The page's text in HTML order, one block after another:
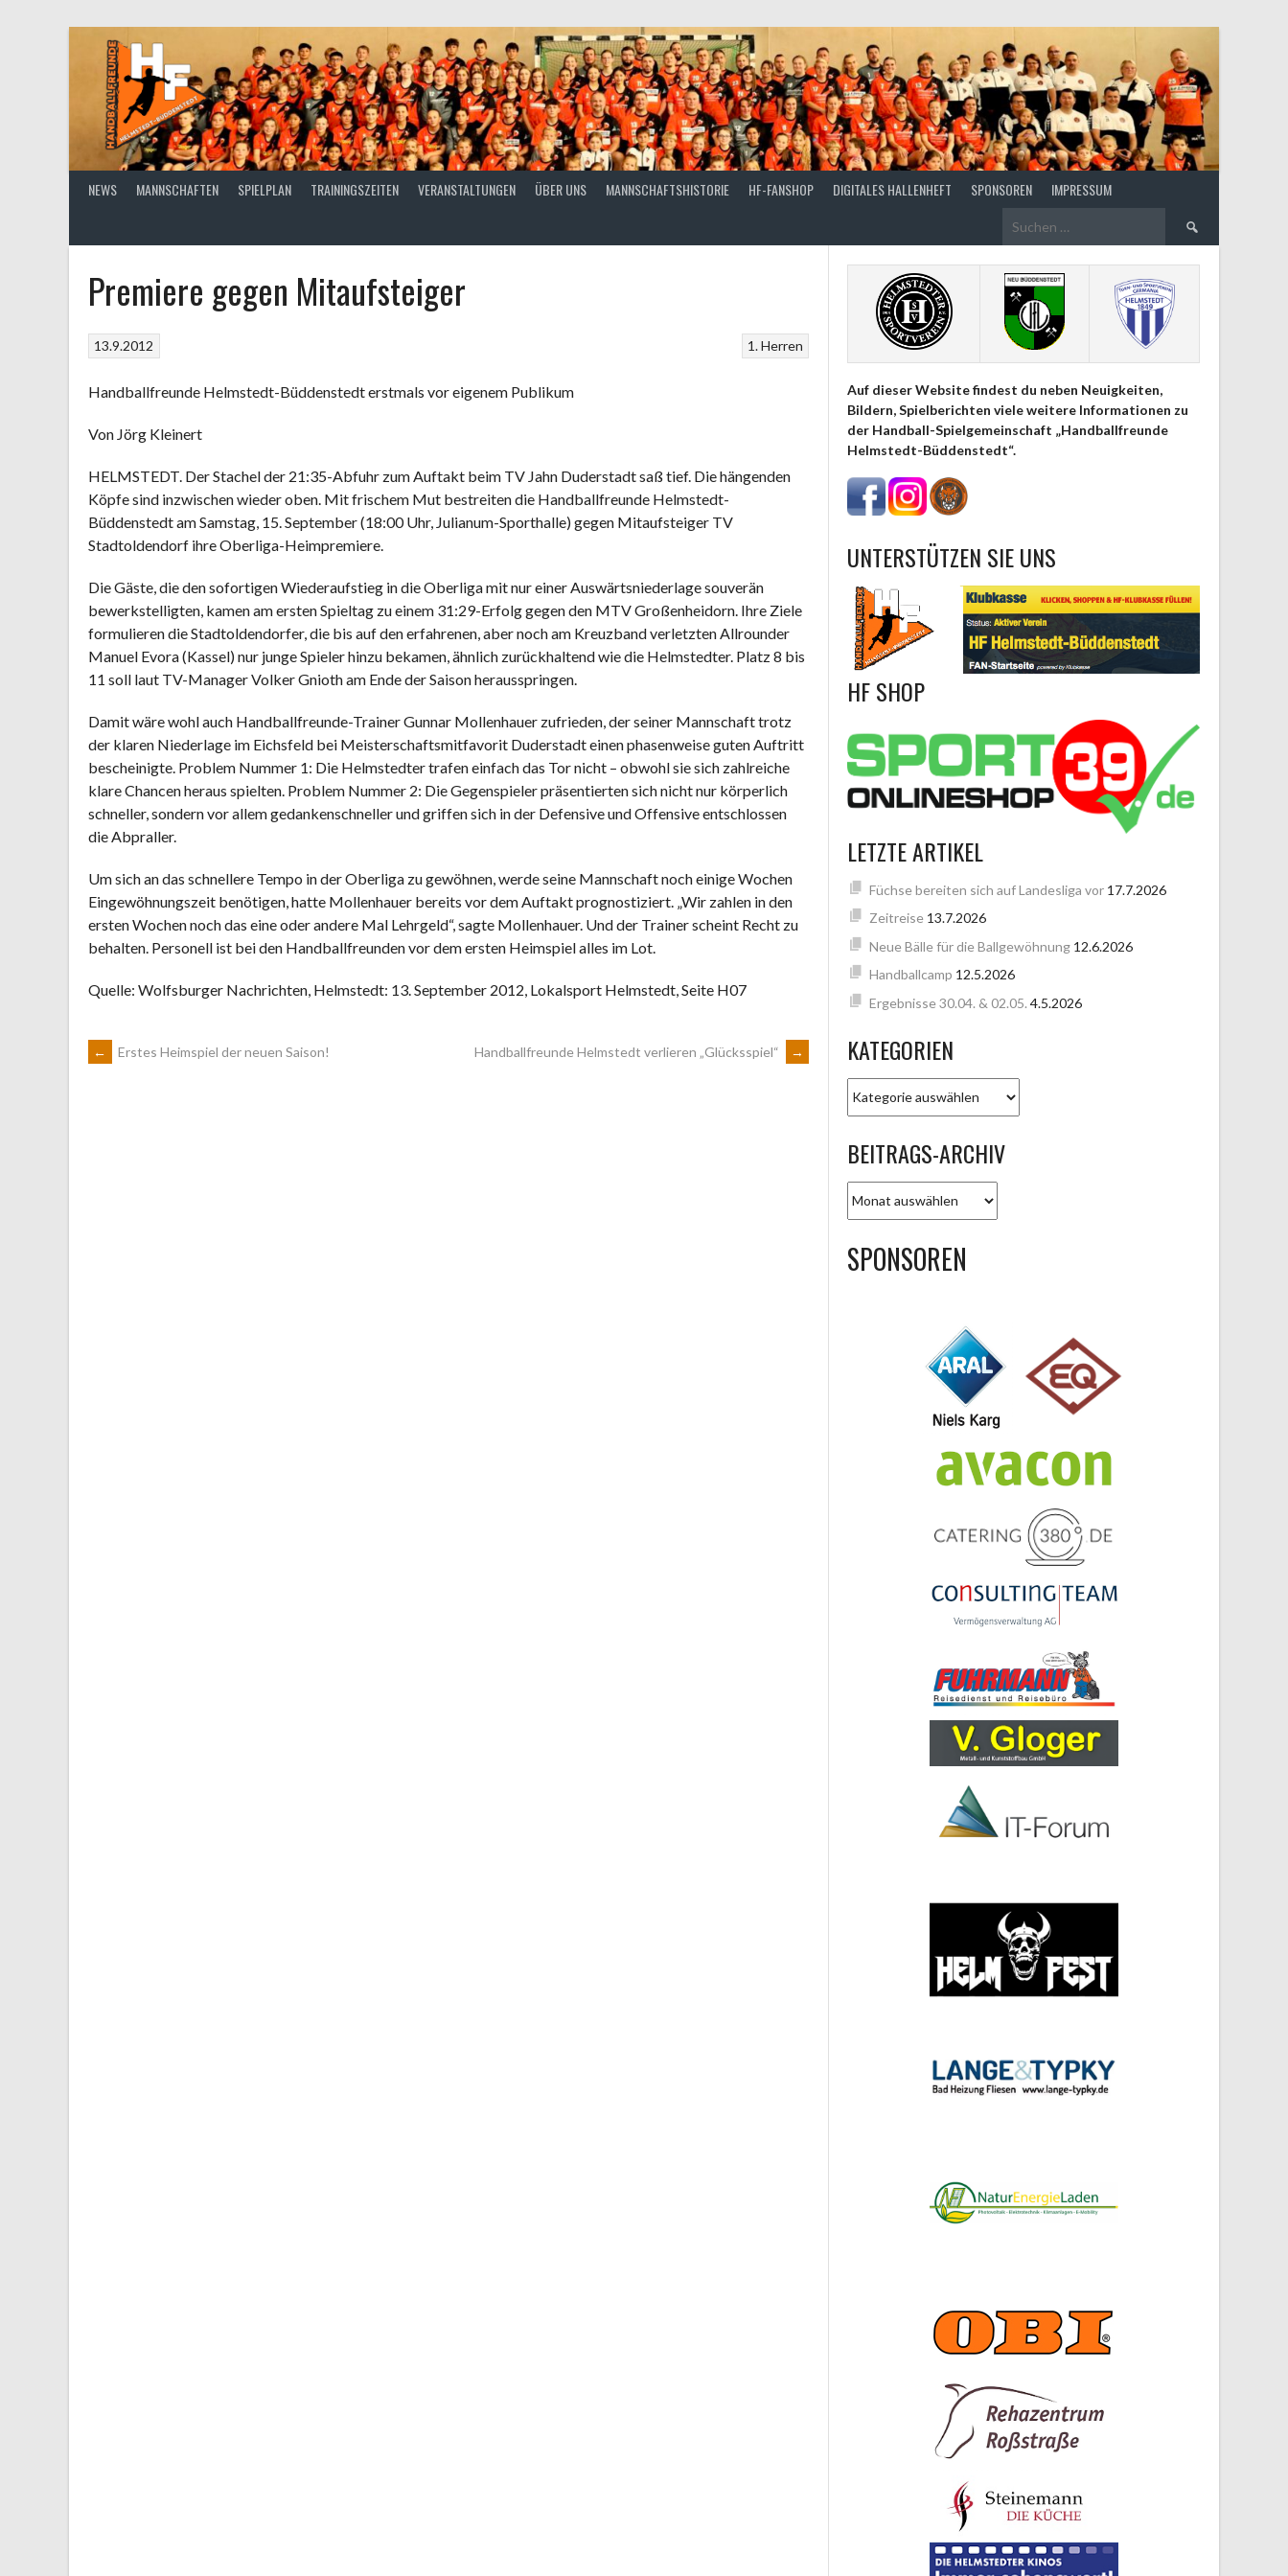
NEWS MANNSCHAFTEN SPIELPLAN TRAININGSZEITEN VERANSTALTUNGEN ÜBER UNS MANNSCHAFTSHISTORIE HF-FANSHOP DIGITALES HALLENHEFT SPONSOREN IMPRESSUM
Suchen
Premiere gegen Mitaufsteiger
1. Herren
13.9.2012
Handballfreunde Helmstedt-Büddenstedt erstmals vor eigenem Publikum
Von Jörg Kleinert
HELMSTEDT. Der Stachel der 21:35-Abfuhr zum Auftakt beim TV Jahn Duderstadt saß tief. Die hängenden
Köpfe sind inzwischen wieder oben. Mit frischem Mut bestreiten die Handballfreunde Helmstedt-
Büddenstedt am Samstag, 15. September (18:00 Uhr, Julianum-Sporthalle) gegen Mitaufsteiger TV
Stadtoldendorf ihre Oberliga-Heimpremiere.
Die Gäste, die den sofortigen Wiederaufstieg in die Oberliga mit nur einer Auswärtsniederlage souverän
bewerkstelligten, kamen am ersten Spieltag zu einem 31:29-Erfolg gegen den MTV Großenheidorn. Ihre Ziele
formulieren die Stadtoldendorfer, die bis auf den erfahrenen, aber noch am Kreuzband verletzten Allrounder
Manuel Evora (Kassel) nur junge Spieler hinzu bekamen, ähnlich zurückhaltend wie die Helmstedter. Platz 8 bis
11 soll laut TV-Manager Volker Gnioth am Ende der Saison herausspringen.
Damit wäre wohl auch Handballfreunde-Trainer Gunnar Mollenhauer zufrieden, der seiner Mannschaft trotz
der klaren Niederlage im Eichsfeld bei Meisterschaftsmitfavorit Duderstadt einen phasenweise guten Auftritt
bescheinigte. Problem Nummer 1: Die Helmstedter trafen einfach das Tor nicht – obwohl sie sich zahlreiche
klare Chancen heraus spielten. Problem Nummer 2: Die Gegenspieler präsentierten sich nicht nur körperlich
schneller, sondern vor allem gedankenschneller und griffen sich in der Defensive und Offensive entschlossen
die Abpraller.
Um sich an das schnellere Tempo in der Oberliga zu gewöhnen, werde seine Mannschaft noch einige Wochen
Eingewöhnungszeit benötigen, hatte Mollenhauer bereits vor dem Auftakt prognostiziert. „Wir zahlen in den
ersten Wochen noch das eine oder andere Mal Lehrgeld“, sagte Mollenhauer. Und der Trainer scheint Recht zu
behalten. Personell ist bei den Handballfreunden vor dem ersten Heimspiel alles im Lot.
Quelle: Wolfsburger Nachrichten, Helmstedt: 13. September 2012, Lokalsport Helmstedt, Seite H07
ARTIKEL-
← Erstes Heimspiel der neuen Saison! Handballfreunde Helmstedt verlieren „Glücksspiel“ →
Auf dieser Website findest du neben Neuigkeiten,
Bildern, Spielberichten viele weitere Informationen zu
der Handball-Spielgemeinschaft „Handballfreunde
Helmstedt-Büddenstedt“.
UNTERSTÜTZEN SIE UNS
HF SHOP
LETZTE ARTIKEL
Füchse bereiten sich auf Landesliga vor 17.7.2026
Zeitreise 13.7.2026
Neue Bälle für die Ballgewöhnung 12.6.2026
Handballcamp 12.5.2026
Ergebnisse 30.04. & 02.05. 4.5.2026
KATEGORIEN
BEITRAGS-ARCHIV
ARCHIV
SPONSOREN